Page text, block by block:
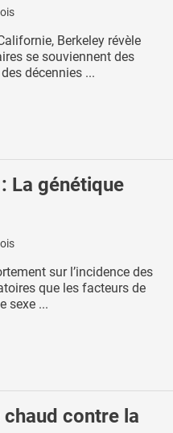
Berkeley révèle
se souviennent des
décennies ...
: La génétique
sur l’incidence des
que les facteurs de
sexe ...
chaud contre la